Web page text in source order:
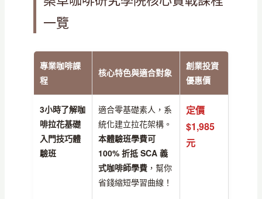
一覽
專業咖啡課
程
核心特色與適合對象
創業投資
優惠價
3小時了解咖
啡拉花基礎
入門技巧體
驗班
適合零基礎素人，系
統化建立拉花架構。
本體驗班學費可
100% 折抵 SCA 義
式咖啡師學費，幫你
省錢縮短學習曲線！
定價
$1,985
元